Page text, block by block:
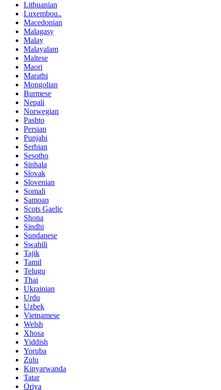
Lithuanian
Luxembou..
Macedonian
Malagasy
Malay
Malayalam
Maltese
Maori
Marathi
Mongolian
Burmese
Nepali
Norwegian
Pashto
Persian
Punjabi
Serbian
Sesotho
Sinhala
Slovak
Slovenian
Somali
Samoan
Scots Gaelic
Shona
Sindhi
Sundanese
Swahili
Tajik
Tamil
Telugu
Thai
Ukrainian
Urdu
Uzbek
Vietnamese
Welsh
Xhosa
Yiddish
Yoruba
Zulu
Kinyarwanda
Tatar
Oriya